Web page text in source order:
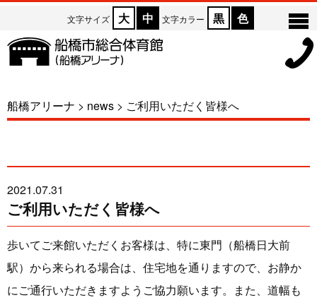
文字サイズ 大 中 文字カラー 黒 色
船橋アリーナ > news > ご利用いただく皆様へ
2021.07.31
ご利用いただく皆様へ
歩いてご来館いただくお客様は、特に東門（船橋日大前
駅）から来られる場合は、住宅地を通りますので、お静か
にご通行いただきますようご協力願います。また、道幅も